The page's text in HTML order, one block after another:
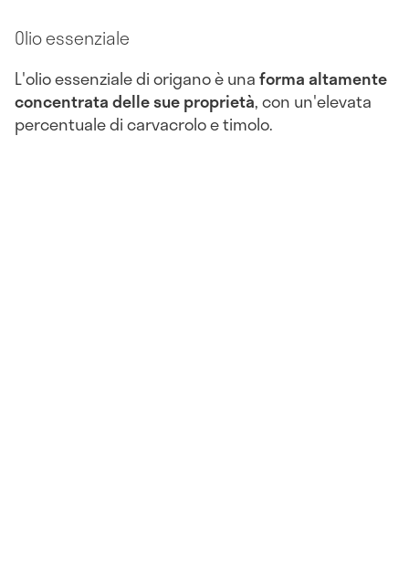
Olio essenziale
L'olio essenziale di origano è unaforma altamente
concentrata delle sueproprietà, con un'elevata
percentuale di carvacrolo e timolo.